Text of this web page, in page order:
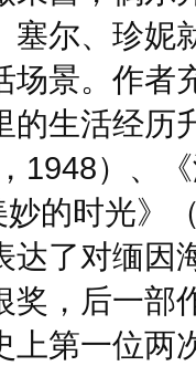
塞尔、珍妮
场景。作者
的生活经历
1948）、
的时光》
达了对缅因
奖，后一部
上第一位两